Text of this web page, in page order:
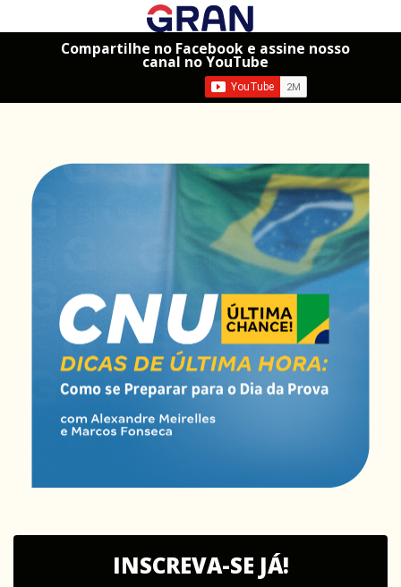
Compartilhe no Facebook e assine nosso
canal no YouTube
INSCREVA-SE JÁ!